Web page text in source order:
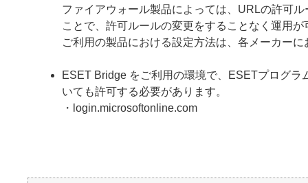
ファイアウォール製品によっては、URLの許可
ことで、許可ルールの変更をすることなく運用
ご利用の製品における設定方法は、各メーカー
ESET Bridge をご利用の環境で、ESETプログ
いても許可する必要があります。
・login.microsoftonline.com